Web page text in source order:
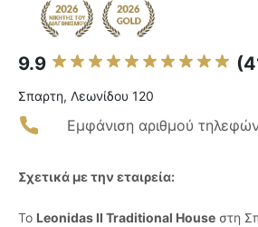
9.9
Σπαρτη, Λεωνίδου 120
Εμφάνιση αριθμού
Σχετικά με την εταιρεία:
Το Leonidas II Traditional House στη